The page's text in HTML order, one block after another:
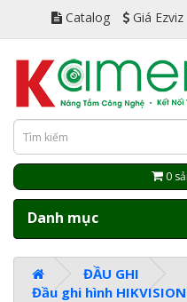
Catalog Giá Ezviz
0
Danh mục
ĐẦU GHI
Đầu ghi hình